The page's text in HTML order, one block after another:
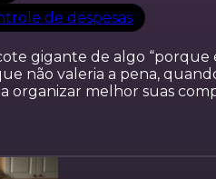
de despesas
gigante de algo “porque
não valeria a pena,
organizar melhor suas